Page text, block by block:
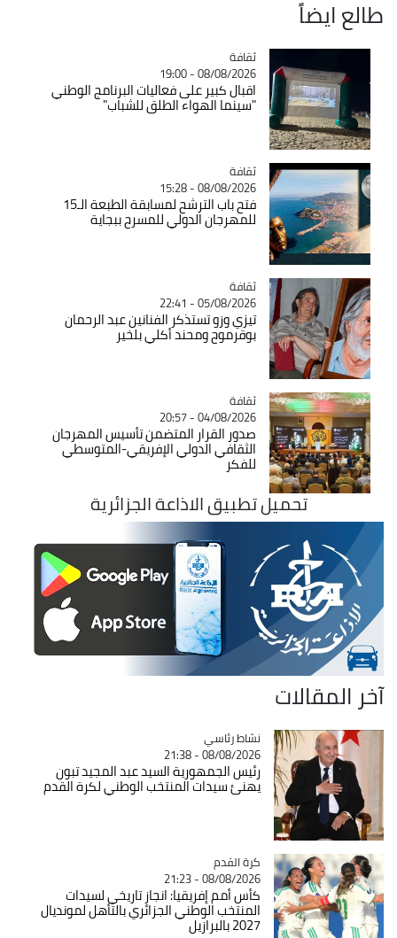
طالع ايضاً
Catégorie
ثقافة
08/08/2026 - 19:00
اقبال كبير على فعاليات البرنامج الوطني
"سينما الهواء الطلق للشباب"
Catégorie
ثقافة
08/08/2026 - 15:28
فتح باب الترشح لمسابقة الطبعة الـ15
للمهرجان الدولي للمسرح ببجاية
Catégorie
ثقافة
05/08/2026 - 22:41
تيزي وزو تستذكر الفنانين عبد الرحمان
بوقرموح ومحند أكلي بلخير
Catégorie
ثقافة
04/08/2026 - 20:57
صدور القرار المتضمن تأسيس المهرجان
الثقافي الدولي الإفريقي-المتوسطي
للفكر
تحميل تطبيق الاذاعة الجزائرية
آخر المقالات
Catégorie
نشاط رئاسي
08/08/2026 - 21:38
رئيس الجمهورية السيد عبد المجيد تبون
يهنئ سيدات المنتخب الوطني لكرة القدم
Catégorie
كرة القدم
08/08/2026 - 21:23
كأس أمم إفريقيا: انجاز تاريخي لسيدات
المنتخب الوطني الجزائري بالتأهل لمونديال
2027 بالبرازيل